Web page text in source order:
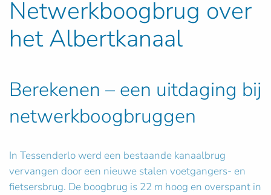
Netwerkboogbrug over
het Albertkanaal
Berekenen – een uitdaging bij
netwerkboogbruggen
In Tessenderlo werd een bestaande kanaalbrug
vervangen door een nieuwe stalen voetgangers- en
fietsersbrug. De boogbrug is 22 m hoog en overspant in